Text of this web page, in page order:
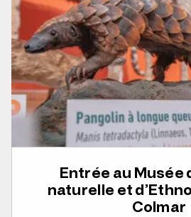
Entrée au Musée
naturelle et
Colmar